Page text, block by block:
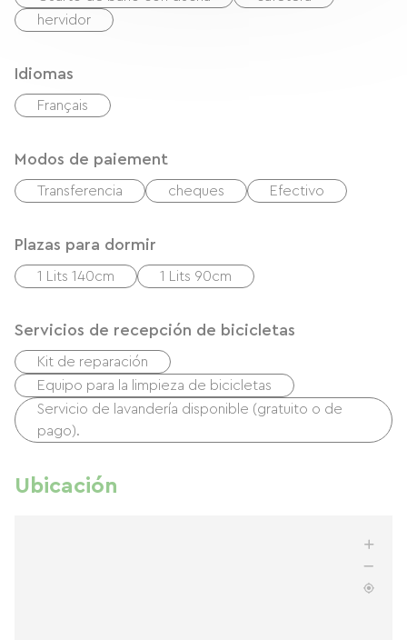
hervidor
Idiomas
Français
Modos de paiement
Transferencia cheques Efectivo
Plazas para dormir
1 Lits 140cm 1 Lits 90cm
Servicios de recepción de bicicletas
Kit de reparación
Equipo para la limpieza de bicicletas
Servicio de lavandería disponible (gratuito o de
pago).
Ubicación